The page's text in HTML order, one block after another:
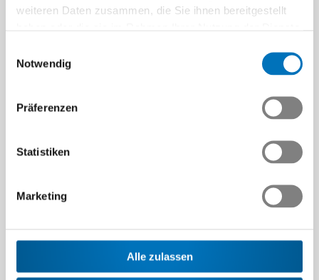
weiteren Daten zusammen, die Sie ihnen bereitgestellt
Notwendig
Präferenzen
Statistiken
Marketing
Alle zulassen